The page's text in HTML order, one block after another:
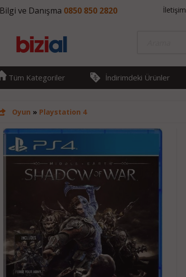
Bilgi ve Danışma 0850 850 2820 İletişim
Tüm Kategoriler İndirimdeki Ürünler
Oyun » Playstation 4